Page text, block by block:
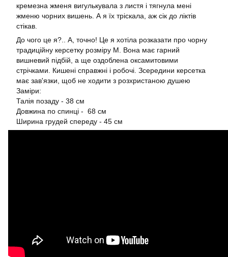
кремезна жменя вигулькувала з листя і тягнула мені
жменю чорних вишень. А я їх тріскала, аж сік до ліктів
стікав.
До чого це я?.. А, точно! Це я хотіла розказати про чорну
традиційну керсетку розміру М. Вона має гарний
вишневий підбій, а ще оздоблена оксамитовими
стрічками. Кишені справжні і робочі. Зсередини керсетка
має зав'язки, щоб не ходити з розхристаною душею
Заміри:
Талія позаду - 38 см
Довжина по спинці - 68 см
Ширина грудей спереду - 45 см